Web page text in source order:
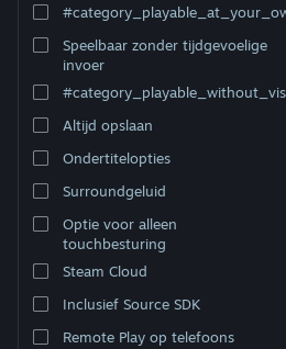
Speelbaar zonder tijdgevoelige
invoer
Altijd opslaan
Ondertitelopties
Surroundgeluid
Optie voor alleen
touchbesturing
Steam Cloud
Inclusief Source SDK
Remote Play op telefoons
The Last of Us™ Part I
Ghost of Tsushima
Planet Coaster 2